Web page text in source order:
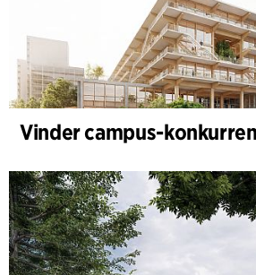
Vinder campus-